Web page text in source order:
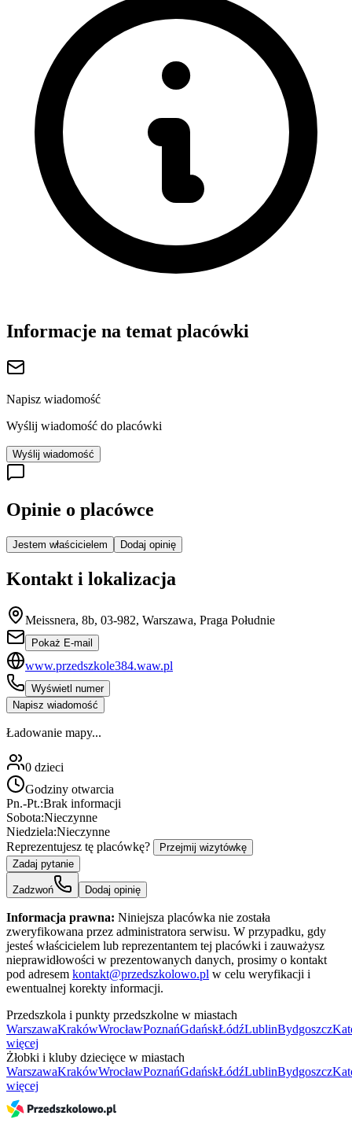
Informacje na temat placówki
Napisz wiadomość
Wyślij wiadomość do placówki
Wyślij wiadomość
Opinie o placówce
Jestem właścicielem Dodaj opinię
Kontakt i lokalizacja
Meissnera, 8b, 03-982, Warszawa, Praga Południe
Pokaż E-mail
www.przedszkole384.waw.pl
Wyświetl numer
Napisz wiadomość
Ładowanie mapy...
0 dzieci
Godziny otwarcia
Pn.-Pt.:Brak informacji
Sobota:Nieczynne
Niedziela:Nieczynne
Reprezentujesz tę placówkę?
Przejmij wizytówkę
Zadaj pytanie
Zadzwoń Dodaj opinię
Informacja prawna: Niniejsza placówka nie została
zweryfikowana przez administratora serwisu. W przypadku, gdy
jesteś właścicielem lub reprezentantem tej placówki i zauważysz
nieprawidłowości w prezentowanych danych, prosimy o kontakt
pod adresem kontakt@przedszkolowo.pl w celu weryfikacji i
ewentualnej korekty informacji.
Przedszkola i punkty przedszkolne w miastach
WarszawaKrakówWrocławPoznańGdańskŁódźLublinBydgoszcz
więcej
Żłobki i kluby dziecięce w miastach
WarszawaKrakówWrocławPoznańGdańskŁódźLublinBydgoszcz
więcej